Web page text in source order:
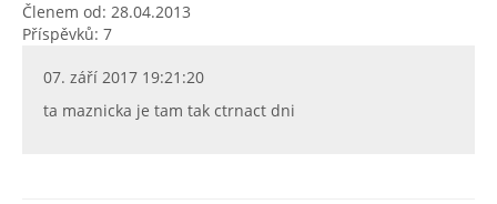
Členem od: 28.04.2013
Příspěvků: 7
07. září 2017 19:21:20
ta maznicka je tam tak ctrnact dni